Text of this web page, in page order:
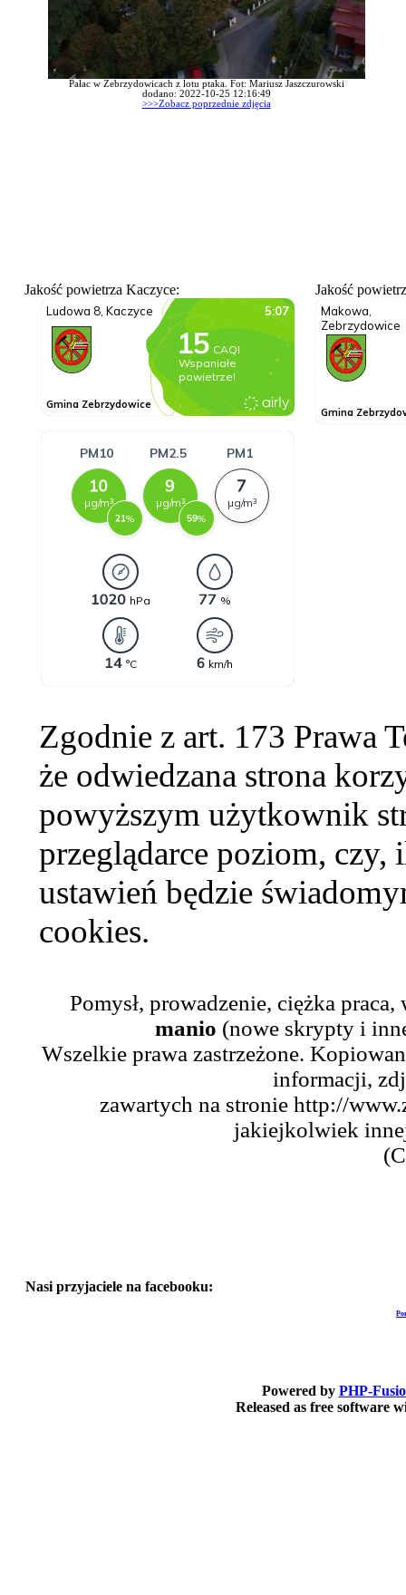
Pałac w Zebrzydowicach z lotu ptaka. Fot: Mariusz Jaszczurowski
dodano: 2022-10-25 12:16:49
>>>Zobacz poprzednie zdjęcia
Jakość powietrza Kaczyce: Jakość
Zgodnie z art. 173 Prawa
że odwiedzana strona
powyższym użytkownik
przeglądarce poziom,
ustawień będzie
cookies.
Pomysł, prowadzenie, ciężka
manio (nowe skrypty i
Wszelkie prawa zastrzeżone.
informacji,
zawartych na stronie http://
jakiejkolwiek
Nasi przyjaciele na facebooku:
Powered by PHP-
Released as free software